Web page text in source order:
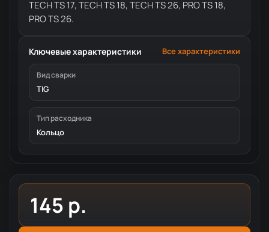
TECH TS 17, TECH TS 18, TECH TS 26, PRO TS 18,
PRO TS 26.
Ключевые характеристики Все характеристики
Вид сварки
TIG
Тип расходника
Кольцо
145 р.